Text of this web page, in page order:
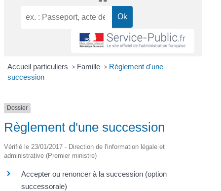
Accueil particuliers > Famille > Règlement d'une
succession
Dossier
Règlement d'une succession
Vérifié le 23/01/2017 - Direction de l'information légale et
administrative (Premier ministre)
Accepter ou renoncer à la succession (option
successorale)